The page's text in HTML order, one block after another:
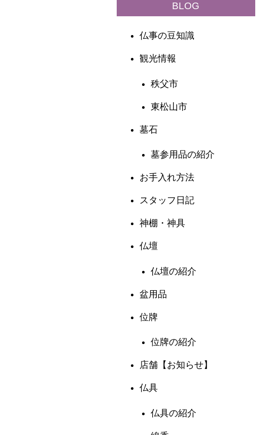
BLOG
仏事の豆知識
観光情報
秩父市
東松山市
墓石
墓参用品の紹介
お手入れ方法
スタッフ日記
神棚・神具
仏壇
仏壇の紹介
盆用品
位牌
位牌の紹介
店舗【お知らせ】
仏具
仏具の紹介